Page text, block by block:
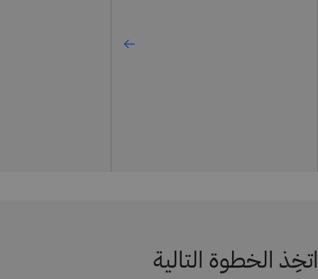
اتخِذ الخطوة التالية